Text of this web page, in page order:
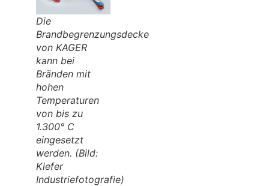
Die
Brandbegrenzungsdecke
von KAGER
kann bei
Bränden mit
hohen
Temperaturen
von bis zu
1.300° C
eingesetzt
werden. (Bild:
Kiefer
Industriefotografie)